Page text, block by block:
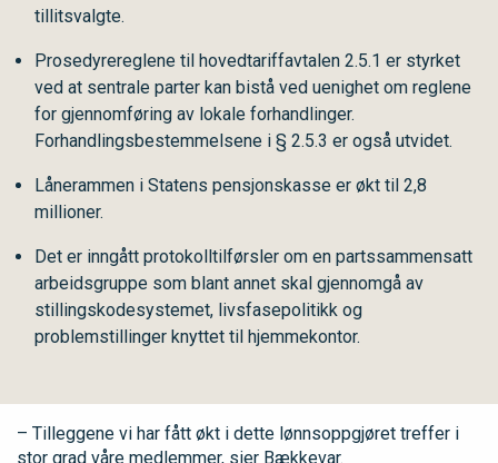
tillitsvalgte.
Prosedyrereglene til hovedtariffavtalen 2.5.1 er styrket
ved at sentrale parter kan bistå ved uenighet om reglene
for gjennomføring av lokale forhandlinger.
Forhandlingsbestemmelsene i § 2.5.3 er også utvidet.
Lånerammen i Statens pensjonskasse er økt til 2,8
millioner.
Det er inngått protokolltilførsler om en partssammensatt
arbeidsgruppe som blant annet skal gjennomgå av
stillingskodesystemet, livsfasepolitikk og
problemstillinger knyttet til hjemmekontor.
– Tilleggene vi har fått økt i dette lønnsoppgjøret treffer i
stor grad våre medlemmer, sier Bækkevar.